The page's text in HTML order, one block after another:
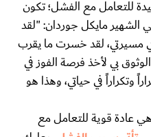
للتعامل مع الفشل؛ تكون
الشهير مايكل جوردان: "لقد
9000 تسديدة في مسيرتي، لقد خسرت ما يقرب
ولـ 26 مرة.. تم الوثوق بي لأخذ فرصة الفوز في
وتكراراً في حياتي، وهذا هو
عادة قوية للتعامل مع